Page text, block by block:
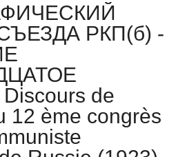
РКП(б) -
de
12 ème congrès